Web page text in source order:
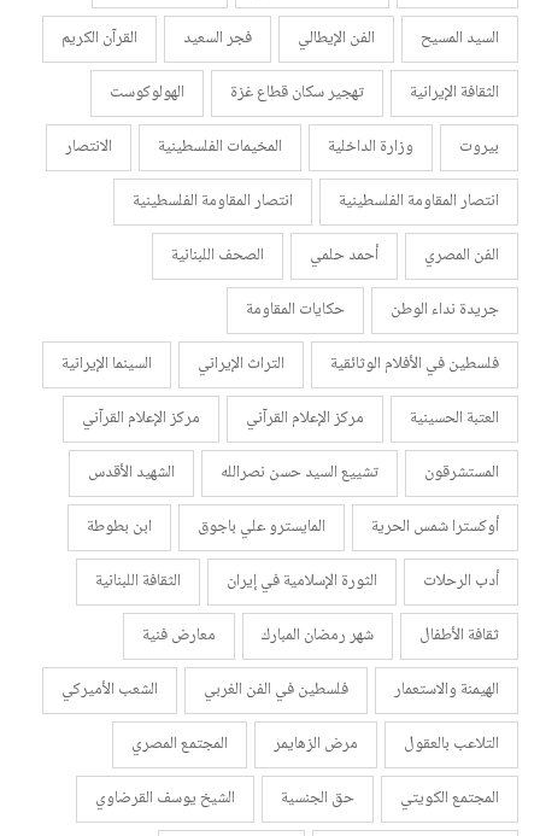
السيد المسيح
الفن الإيطالي فجر السعيد
القرآن الكريم
الثقافة الإيرانية
تهجير سكان قطاع غزة
الهولوكوست
بيروت
وزارة الداخلية المخيمات الفلسطينية
الانتصار
انتصار المقاومة الفلسطينية
انتصار المقاومة الفلسطينية
الفن المصري
أحمد حلمي
الصحف اللبنانية
جريدة نداء الوطن
حكايات المقاومة
فلسطين في الأفلام الوثائقية
التراث الإيراني
السينما الإيرانية
العتبة الحسينية
مركز الإعلام القرآني
مركز الإعلام القرآني
المستشرقون
تشييع السيد حسن نصرالله
الشهيد الأقدس
أوكسترا شمس الحرية
المايسترو علي باجوق
ابن بطوطة
أدب الرحلات
الثورة الإسلامية في إيران
الثقافة اللبنانية
ثقافة الأطفال
شهر رمضان المبارك
معارض فنية
الهيمنة والاستعمار
فلسطين في الفن الغربي
الشعب الأميركي
التلاعب بالعقول
مرض الزهايمر
المجتمع المصري
المجتمع الكويتي
حق الجنسية
الشيخ يوسف القرضاوي